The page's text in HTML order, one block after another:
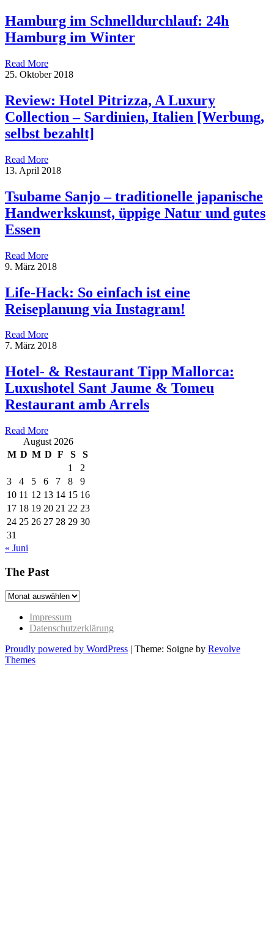
Hamburg im Schnelldurchlauf: 24h
Hamburg im Winter
Read More
25. Oktober 2018
Review: Hotel Pitrizza, A Luxury
Collection – Sardinien, Italien [Werbung,
selbst bezahlt]
Read More
13. April 2018
Tsubame Sanjo – traditionelle japanische
Handwerkskunst, üppige Natur und gutes
Essen
Read More
9. März 2018
Life-Hack: So einfach ist eine
Reiseplanung via Instagram!
Read More
7. März 2018
Hotel- & Restaurant Tipp Mallorca:
Luxushotel Sant Jaume & Tomeu
Restaurant amb Arrels
Read More
August 2026
M D M D F S
S
1
2
3
4 5 6 7 8
9
10 11 12 13 14 15 16
17 18 19 20 21 22 23
24 25 26 27 28 29 30
31
« Juni
The Past
The
Impressum
Datenschutzerklärung
Proudly powered by WordPress | Theme: Soigne by Revolve
Themes